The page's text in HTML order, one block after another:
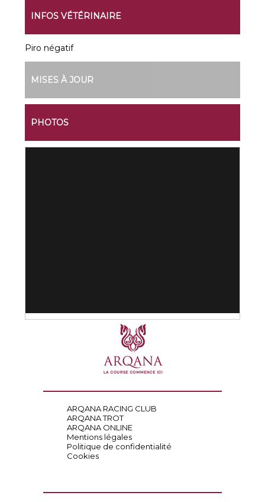
INFOS VÉTÉRINAIRE
Piro négatif
MISES À JOUR
PHOTOS
ARQANA RACING CLUB
ARQANA TROT
ARQANA ONLINE
Mentions légales
Politique de confidentialité
Cookies